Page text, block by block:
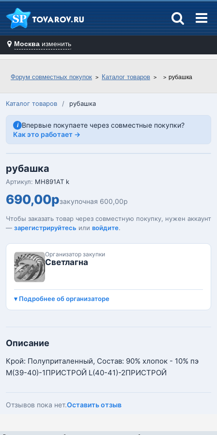
Москва изменить
Форум совместных покупок Каталог товаров рубашка
Каталог товаров / рубашка
i Впервые покупаете через совместные покупки?
Как это работает →
рубашка
Артикул: MH891AT k
690,00рзакупочная 600,00р
Чтобы заказать товар через совместную покупку, нужен аккаунт
— зарегистрируйтесь или войдите.
Организатор закупки
Светлагна
Подробнее об организаторе
Описание
Крой: Полуприталенный, Состав: 90% хлопок - 10% пэ
М(39-40)-1ПРИСТРОЙ L(40-41)-2ПРИСТРОЙ
Отзывов пока нет.Оставить отзыв